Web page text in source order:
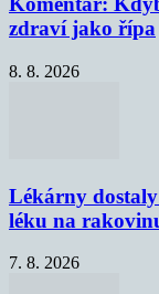
zdraví jako řípa
8. 8. 2026
Lékárny
léku na
7. 8. 2026